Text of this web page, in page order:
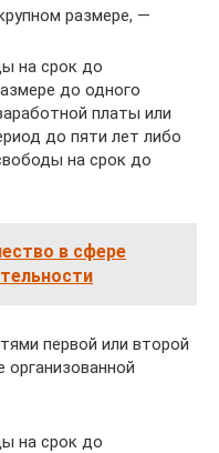
размере, —
на срок до
до одного
платы или
до пяти лет либо
на срок до
в сфере
первой или второй
на срок до